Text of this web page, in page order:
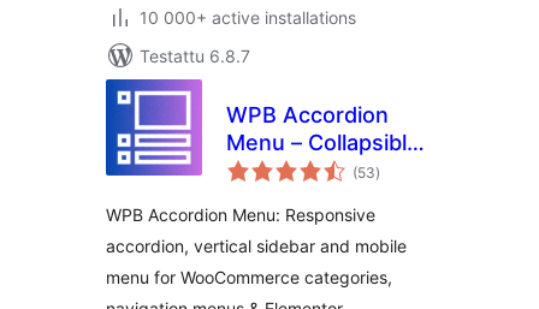
10 000+ active installations
Testattu 6.8.7
WPB Accordion
Menu – Collapsible
Vertical Sidebar
Menu –
WooCommerce
Category
(53arvosanat
yhteensä
)
WPB Accordion Menu: Responsive
accordion, vertical sidebar and mobile
menu for WooCommerce categories,